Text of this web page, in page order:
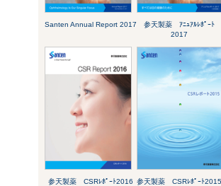
Santen Annual Report 2017
参天製薬 ｱﾆｭｱﾙﾚﾎﾟｰﾄ
2017
参天製薬 CSRﾚﾎﾟｰﾄ2016 参天製薬 CSRﾚﾎﾟｰﾄ